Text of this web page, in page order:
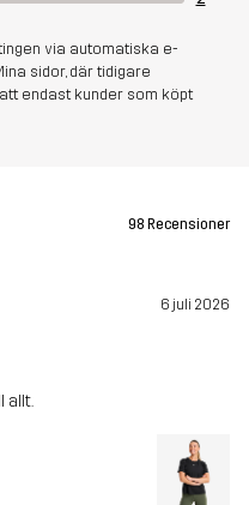
via automatiska e-
sidor, där tidigare
endast kunder som köpt
98 Recensioner
6 juli 2026
allt.